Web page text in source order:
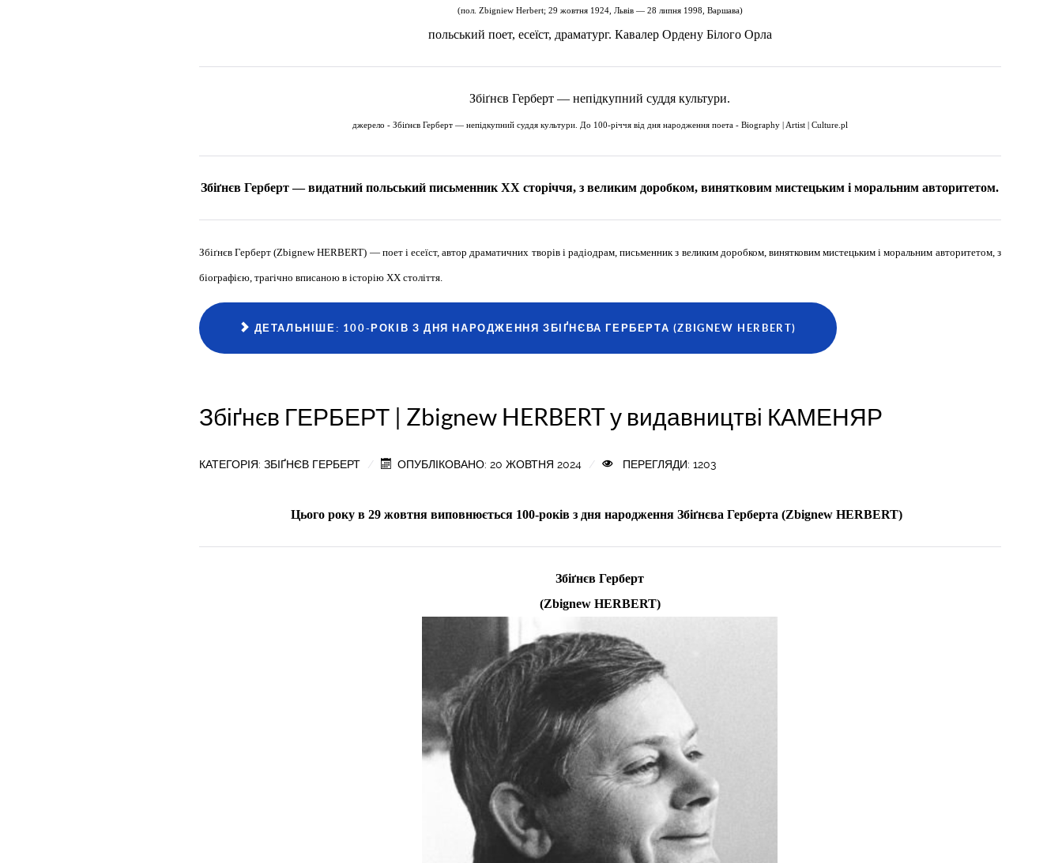
(пол. Zbigniew Herbert; 29 жовтня 1924, Львів — 28 липня 1998, Варшава)
польський поет, есеїст, драматург. Кавалер Ордену Білого Орла
Збіґнєв Герберт — непідкупний суддя культури.
джерело - Збіґнєв Герберт — непідкупний суддя культури. До 100-річчя від дня народження поета - Biography | Artist | Culture.pl
Збіґнєв Герберт — видатний польський письменник XX сторіччя, з великим доробком, винятковим мистецьким і моральним авторитетом.
Збіґнєв Герберт (Zbignew HERBERT) — поет і есеїст, автор драматичних творів і радіодрам, письменник з великим доробком, винятковим мистецьким і моральним авторитетом, з
біографією, трагічно вписаною в історію ХХ століття.
ДЕТАЛЬНІШЕ: 100-РОКІВ З ДНЯ НАРОДЖЕННЯ ЗБІҐНЄВА ГЕРБЕРТА (ZBIGNEW HERBERT)
Збіґнєв ГЕРБЕРТ | Zbignew HERBERT у видавництві КАМЕНЯР
КАТЕГОРІЯ: ЗБІҐНЄВ ГЕРБЕРТ ОПУБЛІКОВАНО: 20 ЖОВТНЯ 2024 ПЕРЕГЛЯДИ: 1203
Цього року в 29 жовтня виповнюється 100-років з дня народження Збіґнєва Герберта(Zbignew HERBERT)
Збіґнєв Герберт
(Zbignew HERBERT)